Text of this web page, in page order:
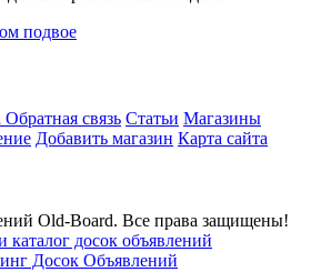
подвое
Обратная связь Статьи Магазины
Добавить магазин Карта сайта
Old-Board. Все права защищены!